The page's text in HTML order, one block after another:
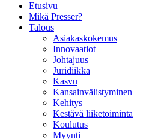
Etusivu
Mikä Presser?
Talous
Asiakaskokemus
Innovaatiot
Johtajuus
Juridiikka
Kasvu
Kansainvälistyminen
Kehitys
Kestävä liiketoiminta
Koulutus
Myynti